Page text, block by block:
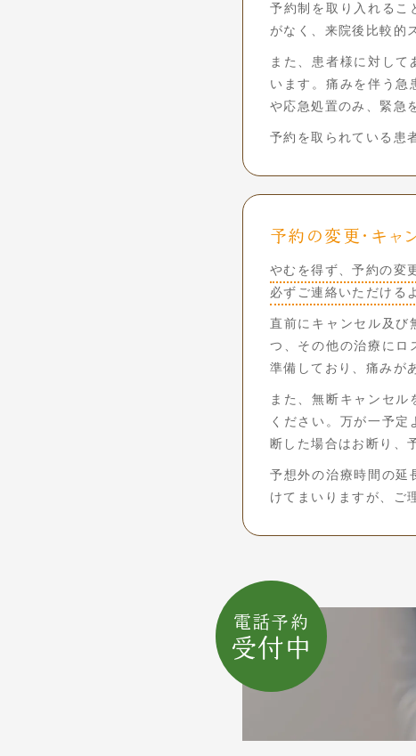
予約制を取り入れるこ
がなく、来院後比較的
また、患者様に対し
います。痛みを伴う急
や応急処置のみ、緊急
予約を取られている患
予約の変更・キャ
やむを得ず、予約の変
必ずご連絡いただける
直前にキャンセル及び
つ、その他の治療にロ
準備しており、痛みが
また、無断キャンセ
ください。万が一予
断した場合はお断り、
予想外の治療時間の延
けてまいりますが、ご
電話予約
受付中